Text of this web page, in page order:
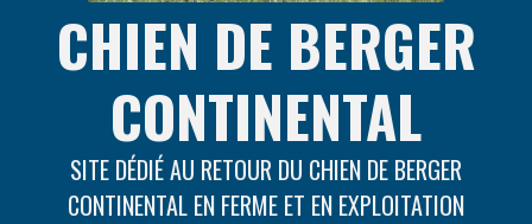
CHIEN DE BERGER
CONTINENTAL
SITE DÉDIÉ AU RETOUR DU CHIEN DE BERGER
CONTINENTAL EN FERME ET EN EXPLOITATION